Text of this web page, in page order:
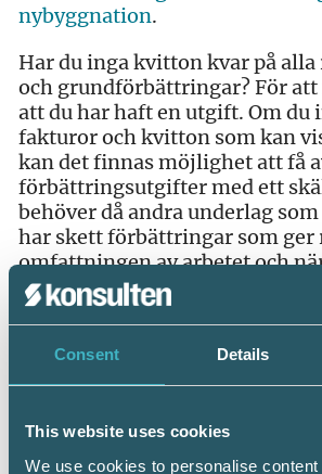
Consent Details
This website uses cookies
We use cookies to personalise
nybyggnation.
Har du inga kvitton kvar på
och grundförbättringar? För att
att du har haft en utgift. Om du
fakturor och kvitton som kan
kan det finnas möjlighet att få
förbättringsutgifter med ett
behöver då andra underlag
har skett förbättringar som
omfattningen av arbetet och
utfördes. Det kan vara
eller liknande.
Avdragslexikon för enskilda
många frågor om vad som är
inte. Det är också svårt att veta